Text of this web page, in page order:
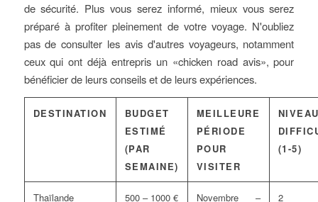
de sécurité. Plus vous serez informé, mieux vous serez
préparé à profiter pleinement de votre voyage. N'oubliez
pas de consulter les avis d'autres voyageurs, notamment
ceux qui ont déjà entrepris un «chicken road avis», pour
bénéficier de leurs conseils et de leurs expériences.
DESTINATION
BUDGET
ESTIMÉ
(PAR
SEMAINE)
MEILLEURE
PÉRIODE
POUR
VISITER
(1-5)
Thaïlande 500 – 1000 € Novembre – 2